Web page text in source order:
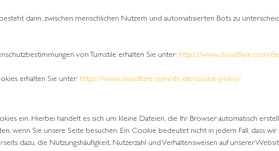
darin, zwischen menschlichen Nutzern und automatisierten Bots zu
von Turnstile erhalten Sie unter: https://www.cloudflare.com/
erhalten Sie unter: https://www.cloudflare.com/de-de/cookie-policy/
ein. Hierbei handelt es sich um kleine Dateien, die Ihr Browser automatisch
wenn Sie unsere Seite besuchen. Ein Cookie bedeutet nicht in jedem Fall, dass
dazu, die Nutzungshäufigkeit, Nutzerzahl und Verhaltensweisen auf unserer